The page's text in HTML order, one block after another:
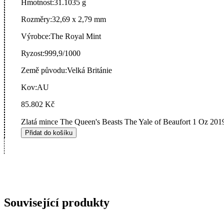
Hmotnost:31.1035 g
Rozměry:32,69 x 2,79 mm
Výrobce:The Royal Mint
Ryzost:999,9/1000
Země původu:Velká Británie
Kov:AU
85.802 Kč
Zlatá mince The Queen's Beasts The Yale of Beaufort 1 Oz
Přidat do košíku
Související produkty